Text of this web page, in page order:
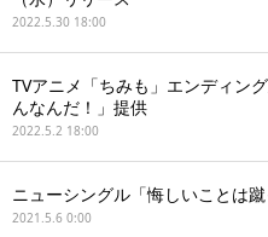
2022.5.30 18:00
TVアニメ「ちみも」エンディン
んなんだ！」提供
2022.5.2 18:00
ニューシングル「悔しいことは
2021.5.6 0:00